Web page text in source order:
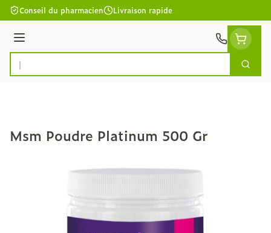
Aller au contenu
Conseil du pharmacien Livraison rapide
Menu
Rechercher
Msm Poudre Platinum 500 Gr